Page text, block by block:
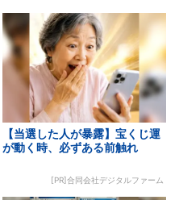
【当選した人が暴露】宝くじ運
が動く時、必ずある前触れ
[PR]合同会社デジタルファーム